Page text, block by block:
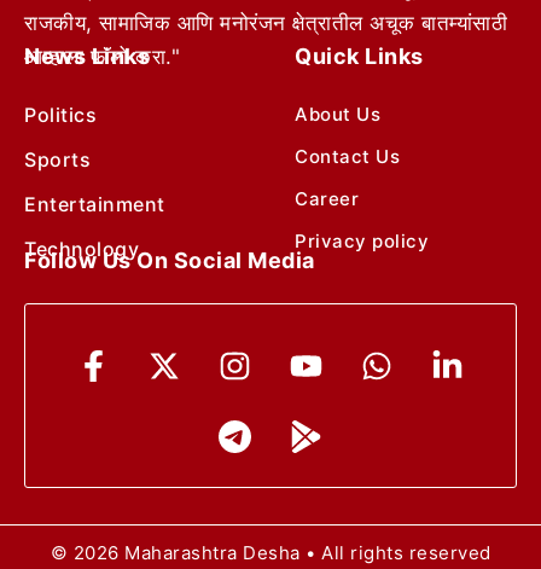
राजकीय, सामाजिक आणि मनोरंजन क्षेत्रातील अचूक बातम्यांसाठी
आम्हाला फॉलो करा."
News Links
Politics
Sports
Entertainment
Technology
Quick Links
About Us
Contact Us
Career
Privacy policy
Follow Us On Social Media
© 2026 Maharashtra Desha • All rights reserved